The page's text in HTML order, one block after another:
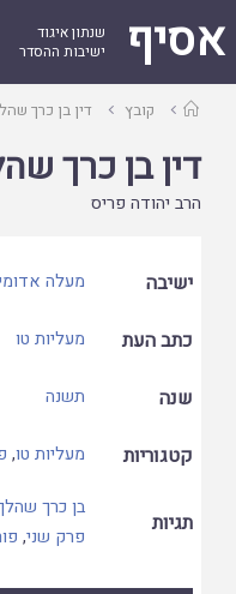
אסיף
שנתון איגוד
ישיבות ההסדר
עמודקובץ דין בן כרך
דין בן כרך
הרב יהודה פריס
ישיבה מעלה
כתב העת מעליות טו
שנה תשנה
קטגוריות מעליות טו,
תגיות
בן כרך
פרק שני,